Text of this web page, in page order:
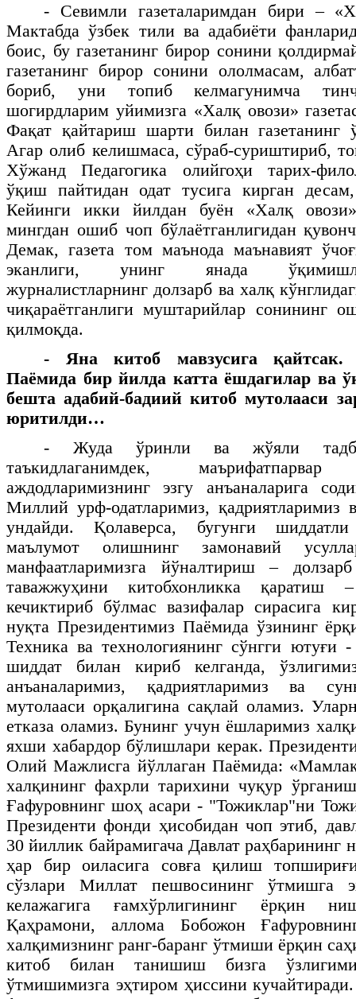
- Севимли газеталаримдан бири –
Мактабда ўзбек тили ва адабиёти
боис, бу газетанинг бирор сонини
газетанинг бирор сонини ололмасам,
бориб, уни топиб келмагунимча
шогирдларим уйимизга «Халқ овози»
Фақат қайтариш шарти билан газетанинг
Агар олиб келишмаса, сўраб-суриштириб,
Хўжанд Педагогика олийгоҳи тарих-
ўқиш пайтидан одат тусига кирган
Кейинги икки йилдан буён «Халқ
мингдан ошиб чоп бўлаётганлигидан
Демак, газета том маънода маънавият
эканлиги, унинг янада
журналистларнинг долзарб ва халқ
чиқараётганлиги муштарийлар сонининг
қилмоқда.
- Яна китоб мавзусига қайтсак.
Паёмида бир йилда катта ёшдагилар ва
бешта адабий-бадиий китоб мутолааси
юритилди…
- Жуда ўринли ва жўяли
таъкидлаганимдек,
аждодларимизнинг эзгу анъаналарига
Миллий урф-одатларимиз, қадриятларимиз
ундайди. Қолаверса, бугунги
маълумот олишнинг замонавий
манфаатларимизга йўналтириш –
таважжуҳини китобхонликка қаратиш
кечиктириб бўлмас вазифалар сирасига
нуқта Президентимиз Паёмида ўзининг
Техника ва технологиянинг сўнгги ютуғи -
шиддат билан кириб келганда,
анъаналаримиз, қадриятларимиз ва
мутолааси орқалигина сақлай оламиз.
етказа оламиз. Бунинг учун ёшларимиз
яхши хабардор бўлишлари керак.
Олий Мажлисга йўллаган Паёмида:
халқининг фахрли тарихини чуқур
Ғафуровнинг шоҳ асари - "Тожиклар"ни
Президенти фонди ҳисобидан чоп этиб,
30 йиллик байрамигача Давлат раҳбарининг
ҳар бир оиласига совға қилиш
сўзлари Миллат пешвосининг ўтмишга
келажагига ғамхўрлигининг ёрқин
Қаҳрамони, аллома Бобожон
халқимизнинг ранг-баранг ўтмиши ёрқин
китоб билан танишиш бизга
ўтмишимизга эҳтиром ҳиссини